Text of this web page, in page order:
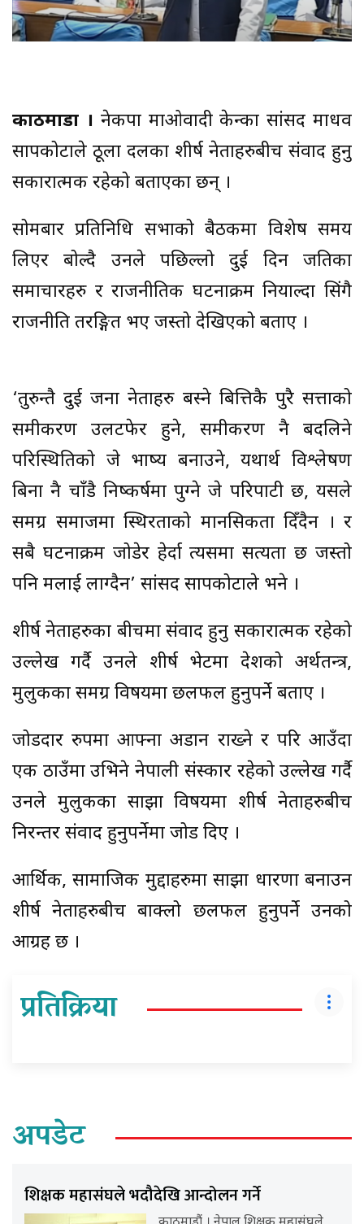
काठमाडौं । नेकपा माओवादी केन्द्रका सांसद माधव
सापकोटाले ठूला दलका शीर्ष नेताहरुबीच संवाद हुनु
सकारात्मक रहेको बताएका छन् ।
सोमबार प्रतिनिधि सभाको बैठकमा विशेष समय
लिएर बोल्दै उनले पछिल्लो दुई दिन जतिका
समाचारहरु र राजनीतिक घटनाक्रम नियाल्दा सिंगै
राजनीति तरङ्गित भए जस्तो देखिएको बताए ।
‘तुरुन्तै दुई जना नेताहरु बस्ने बित्तिकै पुरै सत्ताको
समीकरण उलटफेर हुने, समीकरण नै बदलिने
परिस्थितिको जे भाष्य बनाउने, यथार्थ विश्लेषण
बिना नै चाँडै निष्कर्षमा पुग्ने जे परिपाटी छ, यसले
समग्र समाजमा स्थिरताको मानसिकता दिँदैन । र
सबै घटनाक्रम जोडेर हेर्दा त्यसमा सत्यता छ जस्तो
पनि मलाई लाग्दैन’ सांसद सापकोटाले भने ।
शीर्ष नेताहरुका बीचमा संवाद हुनु सकारात्मक रहेको
उल्लेख गर्दै उनले शीर्ष भेटमा देशको अर्थतन्त्र,
मुलुकका समग्र विषयमा छलफल हुनुपर्ने बताए ।
जोडदार रुपमा आफ्ना अडान राख्ने र परि आउँदा
एक ठाउँमा उभिने नेपाली संस्कार रहेको उल्लेख गर्दै
उनले मुलुकका साझा विषयमा शीर्ष नेताहरुबीच
निरन्तर संवाद हुनुपर्नेमा जोड दिए ।
आर्थिक, सामाजिक मुद्दाहरुमा साझा धारणा बनाउन
शीर्ष नेताहरुबीच बाक्लो छलफल हुनुपर्ने उनको
आग्रह छ ।
प्रतिक्रिया
अपडेट
शिक्षक महासंघले भदौदेखि आन्दोलन गर्ने